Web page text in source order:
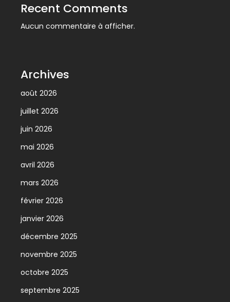
Recent Comments
Aucun commentaire à afficher.
Archives
août 2026
juillet 2026
juin 2026
mai 2026
avril 2026
mars 2026
février 2026
janvier 2026
décembre 2025
novembre 2025
octobre 2025
septembre 2025